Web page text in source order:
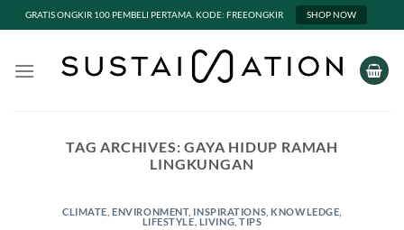
GRATIS ONGKIR 100 PEMBELI PERTAMA. KODE: FREEONGKIR SHOP NOW
TAG ARCHIVES:GAYA HIDUP RAMAH
LINGKUNGAN
CLIMATE ,ENVIRONMENT, INSPIRATIONS KNOWLEDGE
LIFESTYLE LIVING ,TIPS